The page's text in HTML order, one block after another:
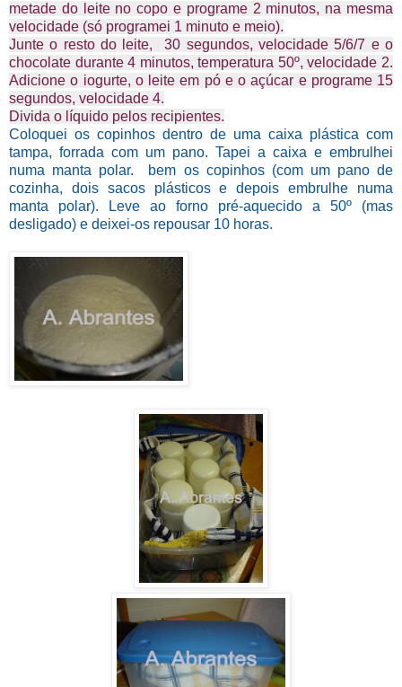
metade do leite no copo e programe 2 minutos, na mesma
velocidade (só programei 1 minuto e meio).
Junte o resto do leite, 30 segundos, velocidade 5/6/7 e o
chocolate durante 4 minutos, temperatura 50º, velocidade 2.
Adicione o iogurte, o leite em pó e o açúcar e programe 15
segundos, velocidade 4.
Divida o líquido pelos recipientes.
Coloquei os copinhos dentro de uma caixa plástica com
tampa, forrada com um pano. Tapei a caixa e embrulhei
numa manta polar. bem os copinhos (com um pano de
cozinha, dois sacos plásticos e depois embrulhe numa
manta polar). Leve ao forno pré-aquecido a 50º (mas
desligado) e deixei-os repousar 10 horas.